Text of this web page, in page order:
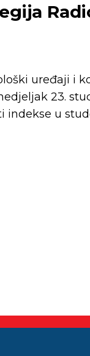
uređaji i
23.
indekse u